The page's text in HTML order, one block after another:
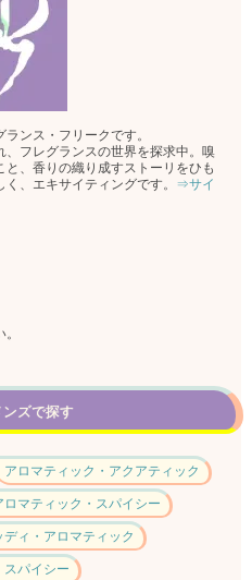
ンス・フリークです。
フレグランスの世界を探求中。嗅
、香りの織り成すストーリをひも
、エキサイティングです。 ⇒サイ
ズで探す
アロマティック・アクアティック
ロマティック・スパイシー
ディ・アロマティック
スパイシー